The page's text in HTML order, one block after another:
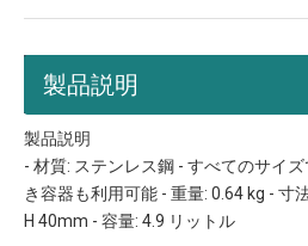
製品説明
製品説明
- 材質: ステンレス鋼 - すべてのサイ
き容器も利用可能 - 重量: 0.64 kg - 寸
H 40mm - 容量: 4.9 リットル